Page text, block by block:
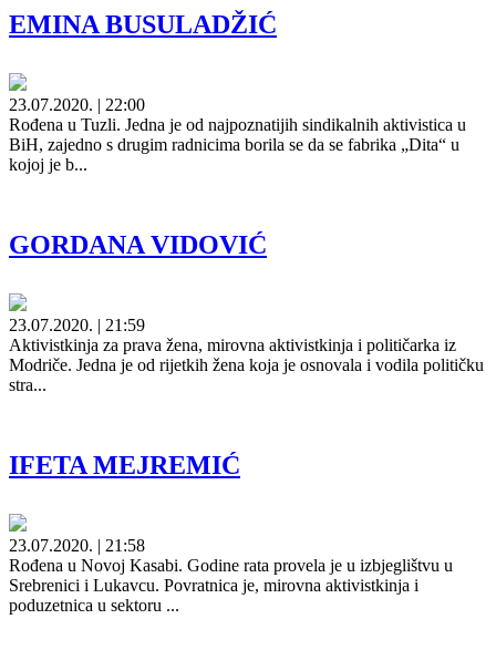
EMINA BUSULADŽIĆ
23.07.2020. | 22:00
Rođena u Tuzli. Jedna je od najpoznatijih sindikalnih aktivistica u
BiH, zajedno s drugim radnicima borila se da se fabrika „Dita“ u
kojoj je b...
GORDANA VIDOVIĆ
23.07.2020. | 21:59
Aktivistkinja za prava žena, mirovna aktivistkinja i političarka iz
Modriče. Jedna je od rijetkih žena koja je osnovala i vodila političku
stra...
IFETA MEJREMIĆ
23.07.2020. | 21:58
Rođena u Novoj Kasabi. Godine rata provela je u izbjeglištvu u
Srebrenici i Lukavcu. Povratnica je, mirovna aktivistkinja i
poduzetnica u sektoru ...